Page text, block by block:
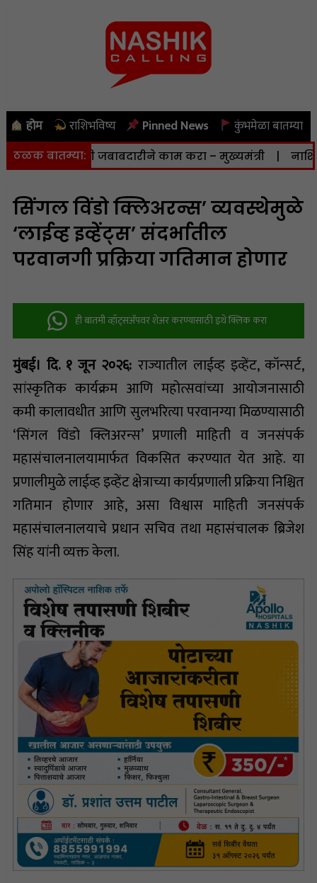
होम राशिभविष्य Pinned News कुंभमेळा बातम्या
ठळक बातम्या:जबाबदारीने काम करा – मुख्यमंत्री | नाशिक:
सिंगल विंडो क्लिअरन्स’ व्यवस्थेमुळे
‘लाईव्ह इव्हेंट्स’ संदर्भातील
परवानगी प्रक्रिया गतिमान होणार
ही बातमी व्हॉट्सअ‍ॅपवर शेअर करण्यासाठी इथे क्लिक करा
मुंबई। दि. १ जून २०२६: राज्यातील लाईव्ह इव्हेंट, कॉन्सर्ट,
सांस्कृतिक कार्यक्रम आणि महोत्सवांच्या आयोजनासाठी
कमी कालावधीत आणि सुलभरित्या परवानग्या मिळण्यासाठी
‘सिंगल विंडो क्लिअरन्स’ प्रणाली माहिती व जनसंपर्क
महासंचालनालयामार्फत विकसित करण्यात येत आहे. या
प्रणालीमुळे लाईव्ह इव्हेंट क्षेत्राच्या कार्यप्रणाली प्रक्रिया निश्चित
गतिमान होणार आहे, असा विश्वास माहिती जनसंपर्क
महासंचालनालयाचे प्रधान सचिव तथा महासंचालक ब्रिजेश
सिंह यांनी व्यक्त केला.